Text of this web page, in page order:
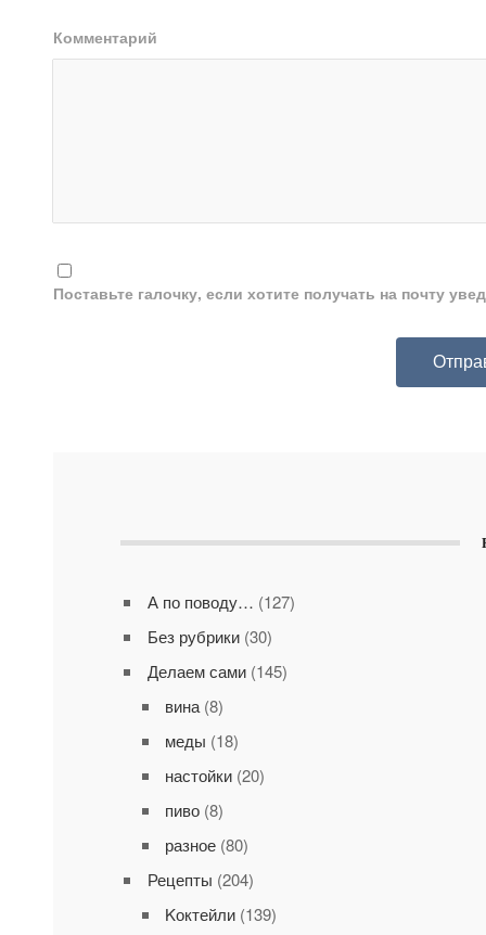
Комментарий
Поставьте галочку, если хотите получать на почту
А по поводу… (127)
Без рубрики(30)
Делаем сами(145)
вина(8)
меды (18)
настойки(20)
пиво(8)
разное(80)
Рецепты (204)
Kоктейли(139)